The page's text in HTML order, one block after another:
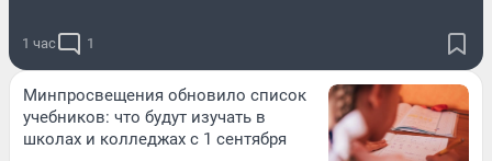
1 час 1
Минпросвещения обновило список
учебников: что будут изучать в
школах и колледжах с 1 сентября